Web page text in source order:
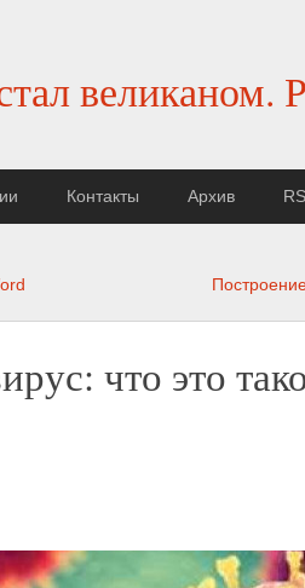
великаном.
Контакты Архив
что это